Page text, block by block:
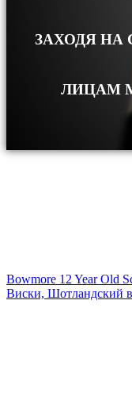
ЗАХОДЯ НА
ЛИЦАМ
Bowmore 12 Year Old
Виски, Шотландский